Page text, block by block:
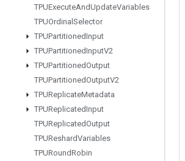
TPUExecuteAndUpdateVariables
TPUOrdinal Selector
TPUPartitionedInput
TPUPartitionedInputV2
TPUPartitionedOutput
TPUPartitionedOutputV2
TPUReplicateMetadata
TPUReplicatedInput
TPUReplicatedOutput
TPUReshardVariables
TPURoundRobin